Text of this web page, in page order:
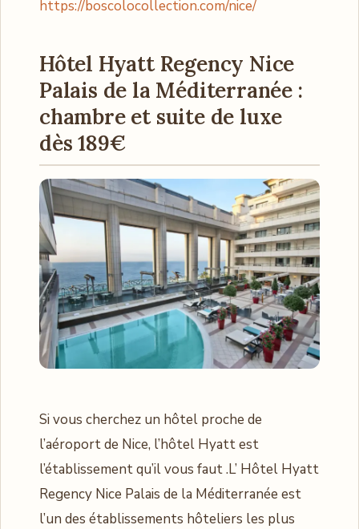
https://boscolocollection.com/nice/
Hôtel Hyatt Regency Nice
Palais de la Méditerranée :
chambre et suite de luxe
dès 189€
Si vous cherchez un hôtel proche de
l’aéroport de Nice, l’hôtel Hyatt est
l’établissement qu’il vous faut .L’ Hôtel Hyatt
Regency Nice Palais de la Méditerranée est
l’un des établissements hôteliers les plus